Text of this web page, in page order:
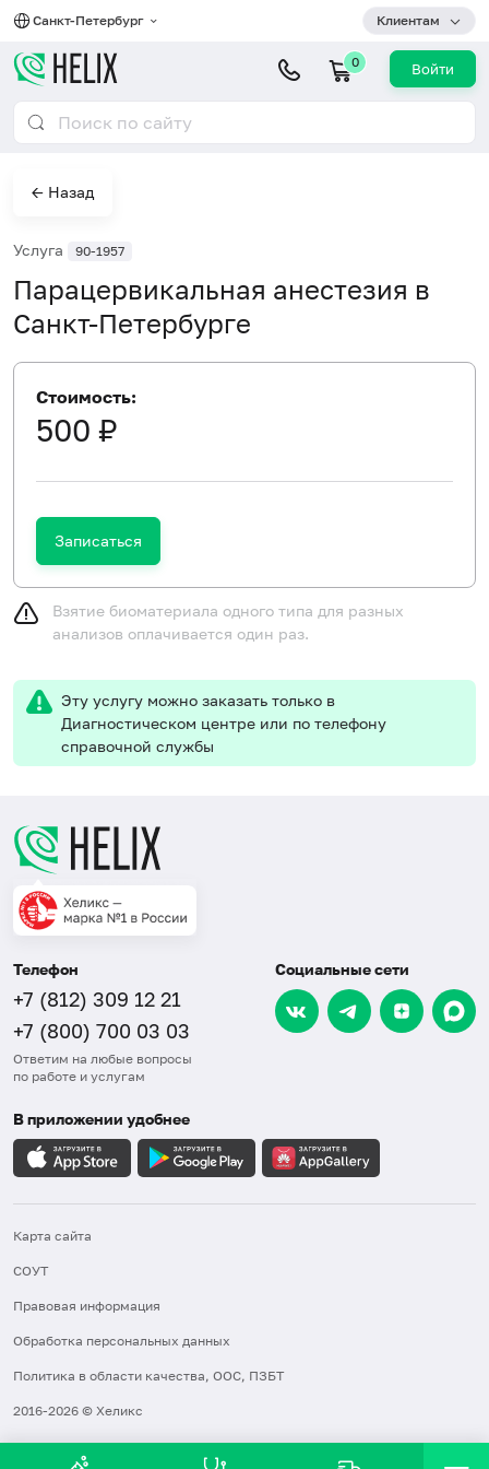
Санкт-Петербург Клиентам
0 Войти
← Назад
Услуга 90-1957
Парацервикальная анестезия в
Санкт-Петербурге
Стоимость:
500 ₽
Записаться
Взятие биоматериала одного типа для разных
анализов оплачивается один раз.
Эту услугу можно заказать только в
Диагностическом центре или по телефону
справочной службы
Телефон
+7 (812) 309 12 21
+7 (800) 700 03 03
Ответим на любые вопросы
по работе и услугам
Социальные сети
В приложении удобнее
Карта сайта
СОУТ
Правовая информация
Обработка персональных данных
Политика в области качества, ООС, ПЗБТ
2016-2026 © Хеликс